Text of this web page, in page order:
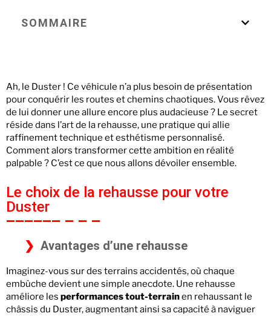
SOMMAIRE
Ah, le Duster ! Ce véhicule n’a plus besoin de présentation
pour conquérir les routes et chemins chaotiques. Vous rêvez
de lui donner une allure encore plus audacieuse ? Le secret
réside dans l’art de la rehausse, une pratique qui allie
raffinement technique et esthétisme personnalisé.
Comment alors transformer cette ambition en réalité
palpable ? C’est ce que nous allons dévoiler ensemble.
Le choix de la rehausse pour votre
Duster
Avantages d’une rehausse
Imaginez-vous sur des terrains accidentés, où chaque
embûche devient une simple anecdote. Une rehausse
améliore les performances tout-terrainen rehaussant le
châssis du Duster, augmentant ainsi sa capacité à naviguer